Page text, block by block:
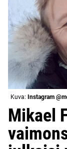
Kuva: Instagram
Mikael